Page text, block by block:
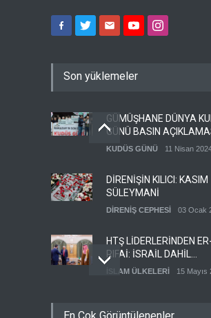
Son yüklemeler
GÜMÜŞHANE DÜNYA
GÜNÜ BASIN
(VİDEO-FOTO)
KUDÜS GÜNÜ 11 Nisan
DİRENİŞİN KILICI: KASIM
SÜLEYMANİ
DİRENİŞ CEPHESİ 03 Ocak
HTŞ LİDERLERİNDEN ER-
RIFAİ: İSRAİL DAHİL
HERKESLE BARIŞ
İSLAM ÜLKELERİ 15 Mayıs
TEMSİLCİSİ EBU